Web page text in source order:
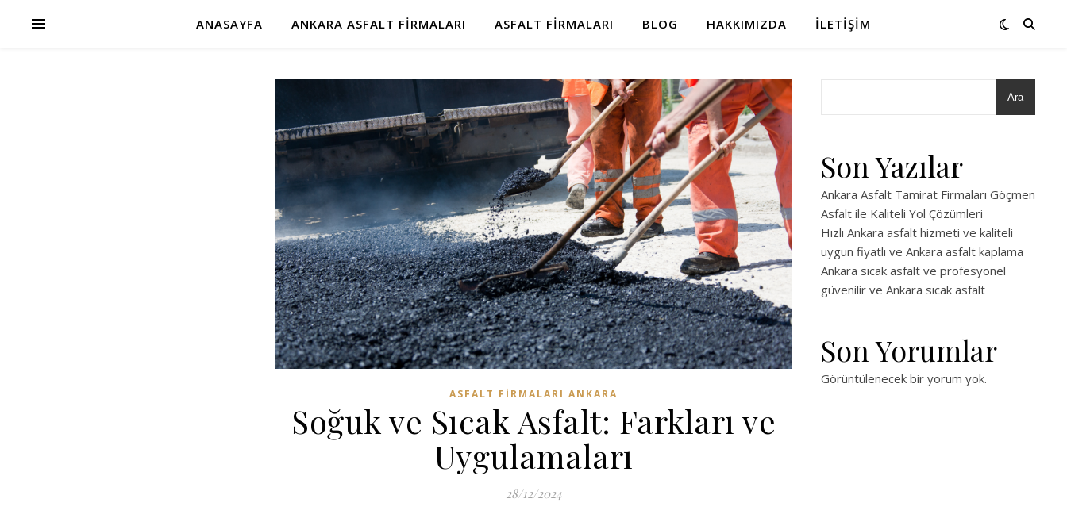
ANASAYFA ANKARA ASFALT FIRMALARI ASFALT FIRMALARI BLOG HAKKIMIZDA İLETIŞIM
ASFALT FIRMALARI ANKARA
Soğuk ve Sıcak Asfalt: Farkları ve
Uygulamaları
28/12/2024
Ara
Son Yazılar
Ankara Asfalt Tamirat Firmaları Göçmen
Asfalt ile Kaliteli Yol Çözümleri
Hızlı Ankara asfalt hizmeti ve kaliteli
uygun fiyatlı ve Ankara asfalt kaplama
Ankara sıcak asfalt ve profesyonel
güvenilir ve Ankara sıcak asfalt
Son Yorumlar
Görüntülenecek bir yorum yok.